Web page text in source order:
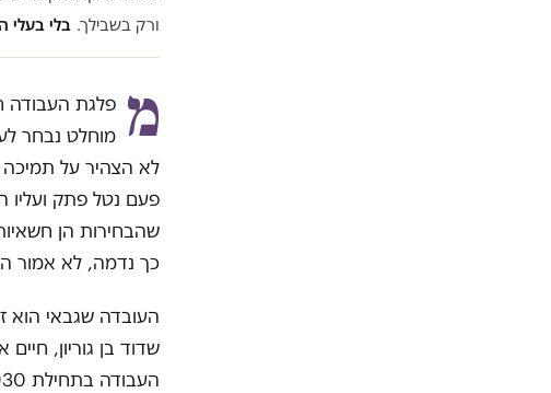
ורק בשבילך. בלי בעלי
מ פלגת העבודה
מוחלט נבחר
לא הצהיר על
פעם נטל פתק
שהבחירות הן
כך נדמה, לא אמור
העובדה שגבאי
שדוד בן גוריון,